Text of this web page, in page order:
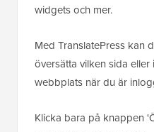
widgets och mer.
Med TranslatePress kan
översätta vilken sida
webbplats när du är
Klicka bara på knappen